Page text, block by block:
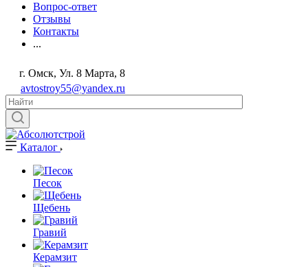
Вопрос-ответ
Отзывы
Контакты
...
г. Омск, Ул. 8 Марта, 8
avtostroy55@yandex.ru
Каталог
Песок
Щебень
Гравий
Керамзит